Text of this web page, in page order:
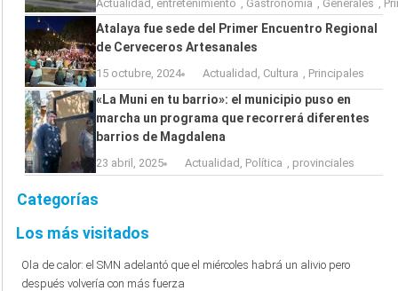
Actualidad , entretenimiento , Gastronomía , Generales ,
Atalaya fue sede del Primer Encuentro Regional
de Cerveceros Artesanales
15 octubre, 2024 Actualidad , Cultura , Principales
«La Muni en tu barrio»: el municipio puso en
marcha un programa que recorrerá diferentes
barrios de Magdalena
23 abril, 2025 Actualidad , Política , provinciales
Categorías
Los más visitados
Ola de calor: el SMN adelantó que el miércoles habrá un alivio pero
después volvería con más fuerza